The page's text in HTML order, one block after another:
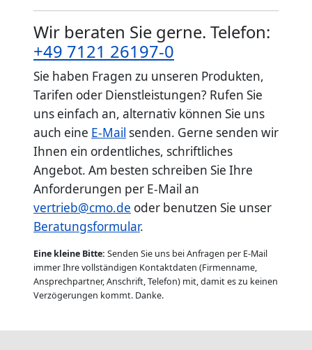
Wir beraten Sie gerne. Telefon:
+49 7121 26197-0
Sie haben Fragen zu unseren Produkten,
Tarifen oder Dienstleistungen? Rufen Sie
uns einfach an, alternativ können Sie uns
auch eine E-Mail senden. Gerne senden wir
Ihnen ein ordentliches, schriftliches
Angebot. Am besten schreiben Sie Ihre
Anforderungen per E-Mail an
vertrieb@cmo.de oder benutzen Sie unser
Beratungsformular.
Eine kleine Bitte: Senden Sie uns bei Anfragen per E-Mail
immer Ihre vollständigen Kontaktdaten (Firmenname,
Ansprechpartner, Anschrift, Telefon) mit, damit es zu keinen
Verzögerungen kommt. Danke.